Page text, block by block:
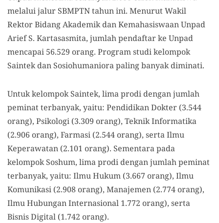
melalui jalur SBMPTN tahun ini. Menurut Wakil
Rektor Bidang Akademik dan Kemahasiswaan Unpad
Arief S. Kartasasmita, jumlah pendaftar ke Unpad
mencapai 56.529 orang. Program studi kelompok
Saintek dan Sosiohumaniora paling banyak diminati.
Untuk kelompok Saintek, lima prodi dengan jumlah
peminat terbanyak, yaitu: Pendidikan Dokter (3.544
orang), Psikologi (3.309 orang), Teknik Informatika
(2.906 orang), Farmasi (2.544 orang), serta Ilmu
Keperawatan (2.101 orang). Sementara pada
kelompok Soshum, lima prodi dengan jumlah peminat
terbanyak, yaitu: Ilmu Hukum (3.667 orang), Ilmu
Komunikasi (2.908 orang), Manajemen (2.774 orang),
Ilmu Hubungan Internasional 1.772 orang), serta
Bisnis Digital (1.742 orang).